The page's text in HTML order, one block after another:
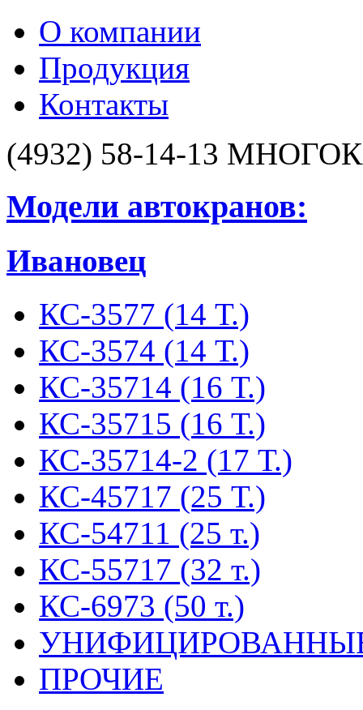
О компании
Продукция
Контакты
(4932) 58-14-13
Модели автокранов:
Ивановец
КС-3577 (14 Т.)
КС-3574 (14 Т.)
КС-35714 (16 Т.)
КС-35715 (16 Т.)
КС-35714-2 (17 Т.)
КС-45717 (25 Т.)
КС-54711 (25 т.)
КС-55717 (32 т.)
КС-6973 (50 т.)
ПРОЧИЕ